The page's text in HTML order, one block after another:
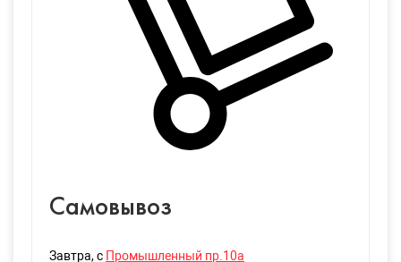
Самовывоз
Завтра, с Промышленный пр.10а